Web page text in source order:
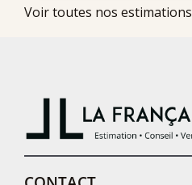
Voir toutes nos estimations